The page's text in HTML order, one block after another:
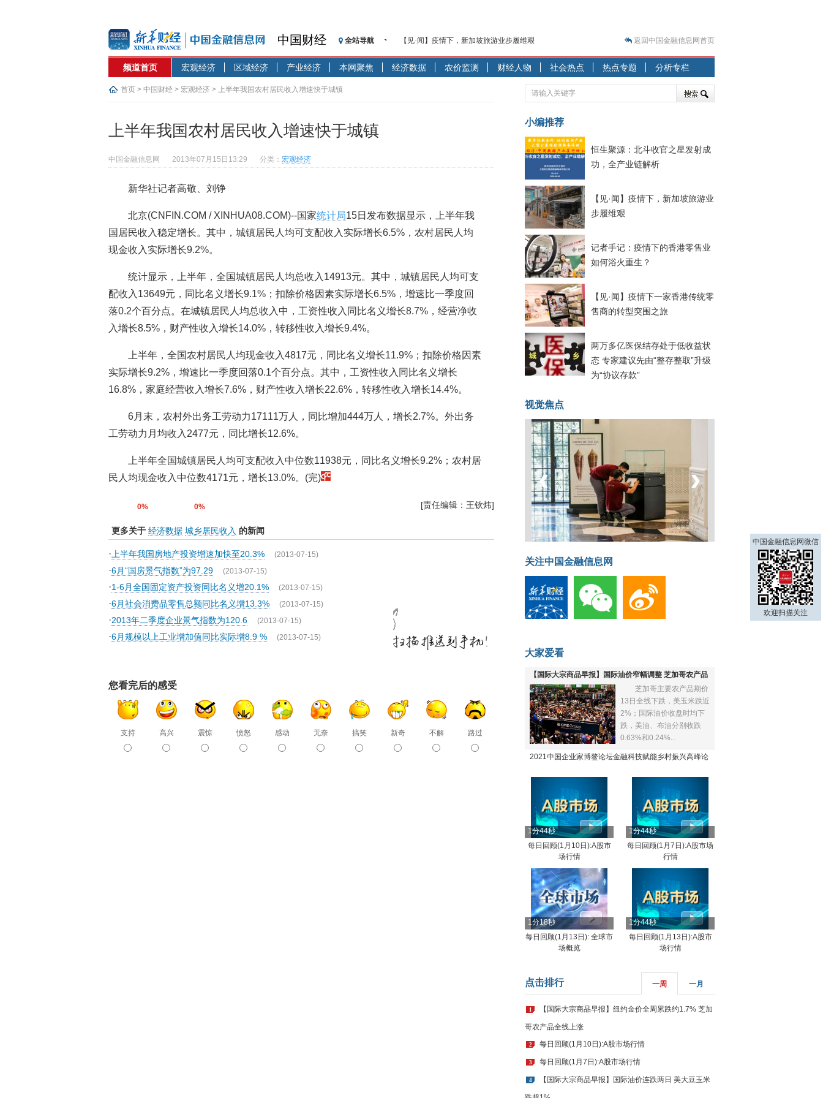
中国财经 全站导航
【见·闻】疫情下，新加坡旅游业步履维艰
记者手记：疫情下的香港零售业如何浴火重生？
【见·闻】疫情下一家香港传统零售商的转型突围之旅
济安金信：中国基金市场数据分析周报（2020. 07.27—2020.07.31）
【新华财经调查】同业存单、结构性存款玩起“跷跷板” 结构性失衡藏
央行公开市场净投放300亿元 短端资金利率明显下行
基本面及股市双轮冲击 债市回调十年期债表现最弱
沥青期货连续两日涨逾3% 沪银及两粕涨势喜人
恒生聚源：北斗收官之星发射成功，全产业链解析
济安金信：中国基金市场数据分析周报（2020. 08.17—2020.08.21）
返回中国金融信息网首页
频道首页 宏观经济 区域经济 产业经济 本网聚焦 经济数据 农价监测 财经人物 社会热点 热点专题 分析专栏
首页 > 中国财经 > 宏观经济 > 上半年我国农村居民收入增速快于城镇
上半年我国农村居民收入增速快于城镇
中国金融信息网 2013年07月15日13:29 分类： 宏观经济
新华社记者高敬、刘铮
北京(CNFIN.COM / XINHUA08.COM)--国家统计局15日发布数据显示，上半年我
国居民收入稳定增长。其中，城镇居民人均可支配收入实际增长6.5%，农村居民人均
现金收入实际增长9.2%。
统计显示，上半年，全国城镇居民人均总收入14913元。其中，城镇居民人均可支
配收入13649元，同比名义增长9.1%；扣除价格因素实际增长6.5%，增速比一季度回
落0.2个百分点。在城镇居民人均总收入中，工资性收入同比名义增长8.7%，经营净收
入增长8.5%，财产性收入增长14.0%，转移性收入增长9.4%。
上半年，全国农村居民人均现金收入4817元，同比名义增长11.9%；扣除价格因素
实际增长9.2%，增速比一季度回落0.1个百分点。其中，工资性收入同比名义增长
16.8%，家庭经营收入增长7.6%，财产性收入增长22.6%，转移性收入增长14.4%。
6月末，农村外出务工劳动力17111万人，同比增加444万人，增长2.7%。外出务
工劳动力月均收入2477元，同比增长12.6%。
上半年全国城镇居民人均可支配收入中位数11938元，同比名义增长9.2%；农村居
民人均现金收入中位数4171元，增长13.0%。(完)
0% 0% [责任编辑：王钦炜]
更多关于 经济数据 城乡居民收入 的新闻
· 上半年我国房地产投资增速加快至20.3% (2013-07-15)
·6月“国房景气指数”为97.29 (2013-07-15)
·1-6月全国固定资产投资同比名义增20.1% (2013-07-15)
·6月社会消费品零售总额同比名义增13.3% (2013-07-15)
·2013年二季度企业景气指数为120.6 (2013-07-15)
·6月规模以上工业增加值同比实际增8.9 % (2013-07-15)
您看完后的感受
支持 高兴 震惊 愤怒 感动 无奈 搞笑 新奇 不解 路过
小编推荐
恒生聚源：北斗收官之星发射成
功，全产业链解析
【见·闻】疫情下，新加坡旅游业
步履维艰
记者手记：疫情下的香港零售业
如何浴火重生？
【见·闻】疫情下一家香港传统零
售商的转型突围之旅
两万多亿医保结存处于低收益状
态 专家建议先由“整存整取”升级
为“协议存款”
视觉焦点
菲律宾：防疫降级
‹ ›
关注中国金融信息网
大家爱看
【国际大宗商品早报】国际油价窄幅调整 芝加哥农产品
全线下跌
芝加哥主要农产品期价
13日全线下跌，美玉米跌近
2%；国际油价收盘时均下
跌，美油、布油分别收跌
0.63%和0.24%...
2021中国企业家博鳌论坛金融科技赋能乡村振兴高峰论
1分44秒
每日回顾(1月10日):A股市
场行情
1分44秒
每日回顾(1月7日):A股市场
行情
1分18秒
每日回顾(1月13日): 全球市
场概览
1分44秒
每日回顾(1月13日):A股市
场行情
点击排行 一周 一月
1 【国际大宗商品早报】纽约金价全周累跌约1.7% 芝加
哥农产品全线上涨
2 每日回顾(1月10日):A股市场行情
3 每日回顾(1月7日):A股市场行情
4 【国际大宗商品早报】国际油价连跌两日 美大豆玉米
中国金融信息网微信
欢迎扫描关注